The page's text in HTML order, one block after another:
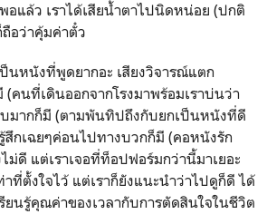
แล้ว เราได้เสียน้ำตาไปนิดหน่อย (ปกติ
อว่าคุ้มค่าตั๋ว
ที่พูดยากอะ เสียงวิจารณ์แตก
(คนที่เดินออกจากโรงมาพร้อมเราบ่นว่า
บมากก็มี (ตามพันทิปถึงกับยกเป็นหนังที่ดี
สึกเฉยๆค่อนไปทางบวกก็มี (คอหนังรัก
ม่ดี แต่เราเจอที่ท็อปฟอร์มกว่านี้มาเยอะ
าที่ตั้งใจไว้ แต่เราก็ยังแนะนำว่าไปดูก็ดี ได้
ยนรู้คุณค่าของเวลากับการตัดสินใจในชีวิต